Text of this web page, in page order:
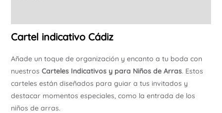
Cartel indicativo Cádiz
Añade un toque de organización y encanto a tu boda con
nuestros Carteles Indicativos y para Niños de Arras. Estos
carteles están diseñados para guiar a tus invitados y
destacar momentos especiales, como la entrada de los
niños de arras.